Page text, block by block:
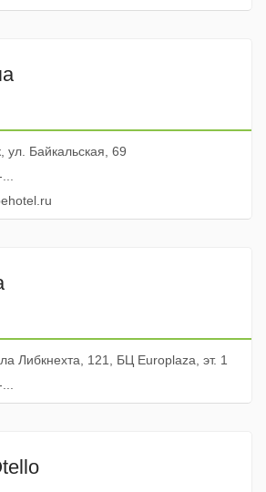
ул. Байкальская, 69
Либкнехта, 121, БЦ Europlaza, эт. 1